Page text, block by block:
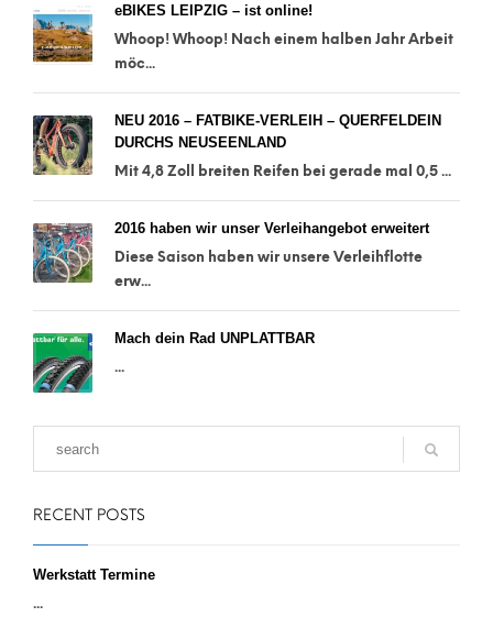
eBIKES LEIPZIG – ist online!
Whoop! Whoop! Nach einem halben Jahr Arbeit
möc...
NEU 2016 – FATBIKE-VERLEIH – QUERFELDEIN
DURCHS NEUSEENLAND
Mit 4,8 Zoll breiten Reifen bei gerade mal 0,5 ...
2016 haben wir unser Verleihangebot erweitert
Diese Saison haben wir unsere Verleihflotte
erw...
Mach dein Rad UNPLATTBAR
...
RECENT POSTS
Werkstatt Termine
...